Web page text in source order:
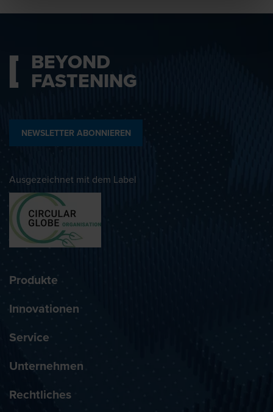
BEYOND
FASTENING
NEWSLETTER ABONNIEREN
Ausgezeichnet mit dem Label
Produkte
Innovationen
Service
Unternehmen
Rechtliches